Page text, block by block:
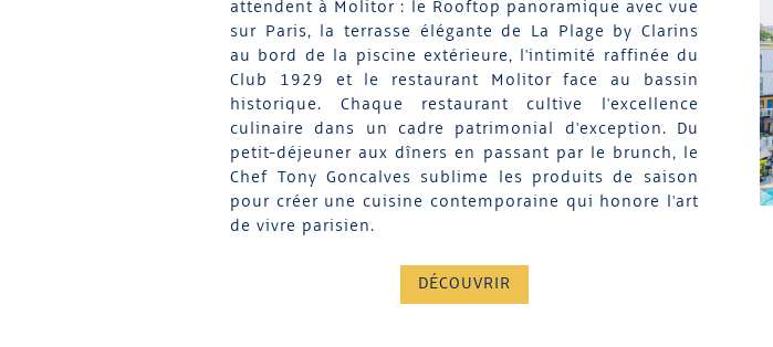
attendent à Molitor : le Rooftop panoramique avec vue
sur Paris, la terrasse élégante de La Plage by Clarins
au bord de la piscine extérieure, l'intimité raffinée du
Club 1929 et le restaurant Molitor face au bassin
historique. Chaque restaurant cultive l'excellence
culinaire dans un cadre patrimonial d'exception. Du
petit-déjeuner aux dîners en passant par le brunch, le
Chef Tony Goncalves sublime les produits de saison
pour créer une cuisine contemporaine qui honore l'art
de vivre parisien.
DÉCOUVRIR